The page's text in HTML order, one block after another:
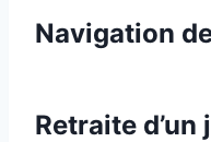
Navigation
Retraite d’un